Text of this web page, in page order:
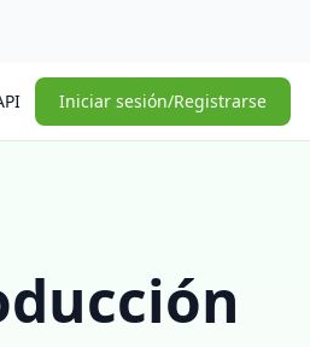
Iniciar sesión/Registrarse